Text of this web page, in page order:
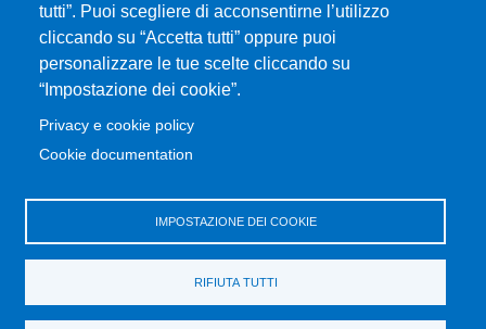
tutti”. Puoi scegliere di acconsentirne l’utilizzo
cliccando su “Accetta tutti” oppure puoi
personalizzare le tue scelte cliccando su
“Impostazione dei cookie”.
Privacy e cookie policy
Cookie documentation
IMPOSTAZIONE DEI COOKIE
RIFIUTA TUTTI
Sostieni Unime
Performance - trasparenza
Amministrazione trasparente
Note Legali
Atti di notifica
Pianificazione strategica
Privacy e cookie policy
Rivedi le tue scelte sui cookie
Dati di monitoraggio